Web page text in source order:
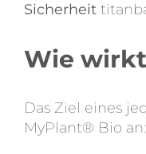
Sicherheit
Wie
Das Ziel eines
MyPlant® Bio an: